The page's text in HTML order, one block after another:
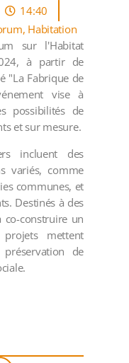
14:40
, Habitation
sur l'Habitat
à partir de
"La Fabrique de
vise à
possibilités de
et sur mesure.
incluent des
variés, comme
communes, et
Destinés à des
co-construire un
mettent
de